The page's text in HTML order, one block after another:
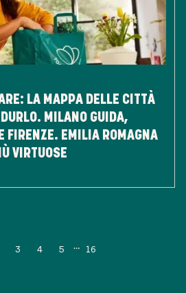
LA MAPPA DELLE CITTÀ
MILANO GUIDA,
FIRENZE. EMILIA ROMAGNA
VIRTUOSE
3 4 5 16